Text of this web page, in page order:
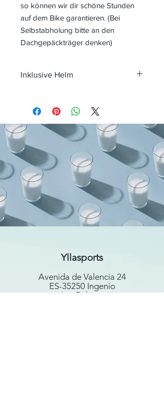
so können wir dir schöne Stunden
auf dem Bike garantieren. (Bei
Selbstabholung bitte an den
Dachgepäckträger denken)
Inklusive Helm
Yllasports
Avenida de Valencia 24
ES-35250 Ingenio
Las Palmas